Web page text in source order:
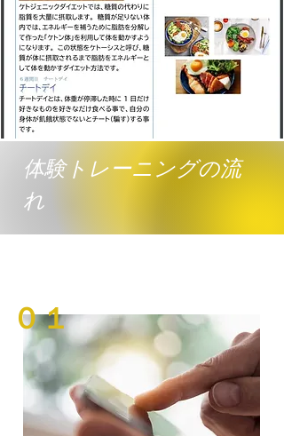
体験トレーニングの流
れ
０１